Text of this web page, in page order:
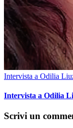
Intervista a Odilia
Intervista a Odilia
Scrivi un